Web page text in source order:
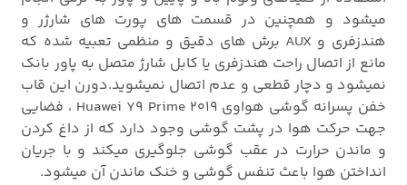
میشود و همچنین در قسمت های پورت های شارژر و
هندزفری و AUX برش های دقیق و منظمی تعبیه شده که
مانع از اتصال راحت هندزفری یا کابل شارژ متصل به پاور بانک
نمیشود و دچار قطعی و عدم اتصال نمیشوید.دورن این قاب
خفن پسرانه گوشی هواوی Huawei Y9 Prime 2019 ، فضایی
جهت حرکت هوا در پشت گوشی وجود دارد که از داغ کردن
و ماندن حرارت در عقب گوشی جلوگیری میکند و با جریان
انداختن هوا باعث تنفس گوشی و خنک ماندن آن میشود.